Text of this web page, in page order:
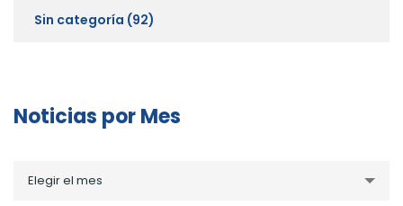
Sin categoría (92)
Noticias por Mes
porElegir el mes